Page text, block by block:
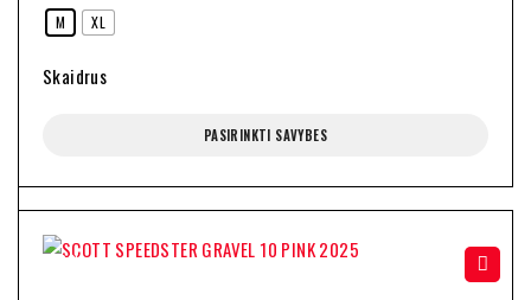
M XL
Skaidrus
PASIRINKTI SAVYBES
-36%